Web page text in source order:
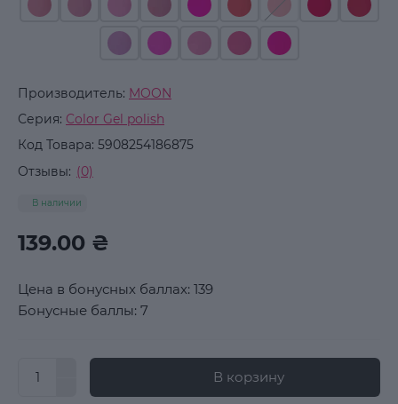
Производитель: MOON
Серия: Color Gel polish
Код Товара: 5908254186875
Отзывы: (0)
В наличии
139.00 ₴
Цена в бонусных баллах: 139
Бонусные баллы: 7
В корзину